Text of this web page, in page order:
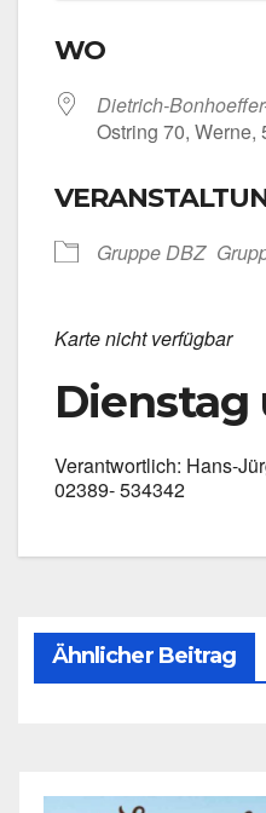
WO
Dietrich-
Ost­ring 70, Wer­ne,
Grup­pe DBZ
Kar­te nicht ver­füg­bar
Dienstag
Ver­ant­wort­lich: Hans-
02389- 534342
Ähnlicher Beitrag